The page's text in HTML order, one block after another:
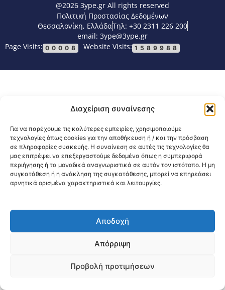
Διαχείριση συναίνεσης
Για να παρέχουμε τις καλύτερες εμπειρίες, χρησιμοποιούμε
τεχνολογίες όπως cookies για την αποθήκευση ή / και την πρόσβαση
σε πληροφορίες συσκευής. Η συναίνεση σε αυτές τις τεχνολογίες θα
μας επιτρέψει να επεξεργαστούμε δεδομένα όπως η συμπεριφορά
περιήγησης ή τα μοναδικά αναγνωριστικά σε αυτόν τον ιστότοπο. Η μη
συγκατάθεση ή η ανάκληση της συγκατάθεσης, μπορεί να επηρεάσει
αρνητικά ορισμένα χαρακτηριστικά και λειτουργίες.
Αποδοχή
Απόρριψη
Προβολή προτιμήσεων
@2026 3ype.gr All rights reserved
Πολιτική Προστασίας Δεδομένων
Θεσσαλονίκη, ΕλλάδαΤηλ: +30 2311 226 200
email: 3ype@3ype.gr
Page Visits: 00008 Website Visits: 1589988